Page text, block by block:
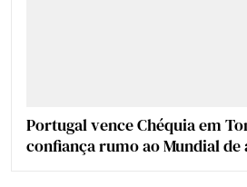
Portugal vence Chéquia em
confiança rumo ao Mundial de